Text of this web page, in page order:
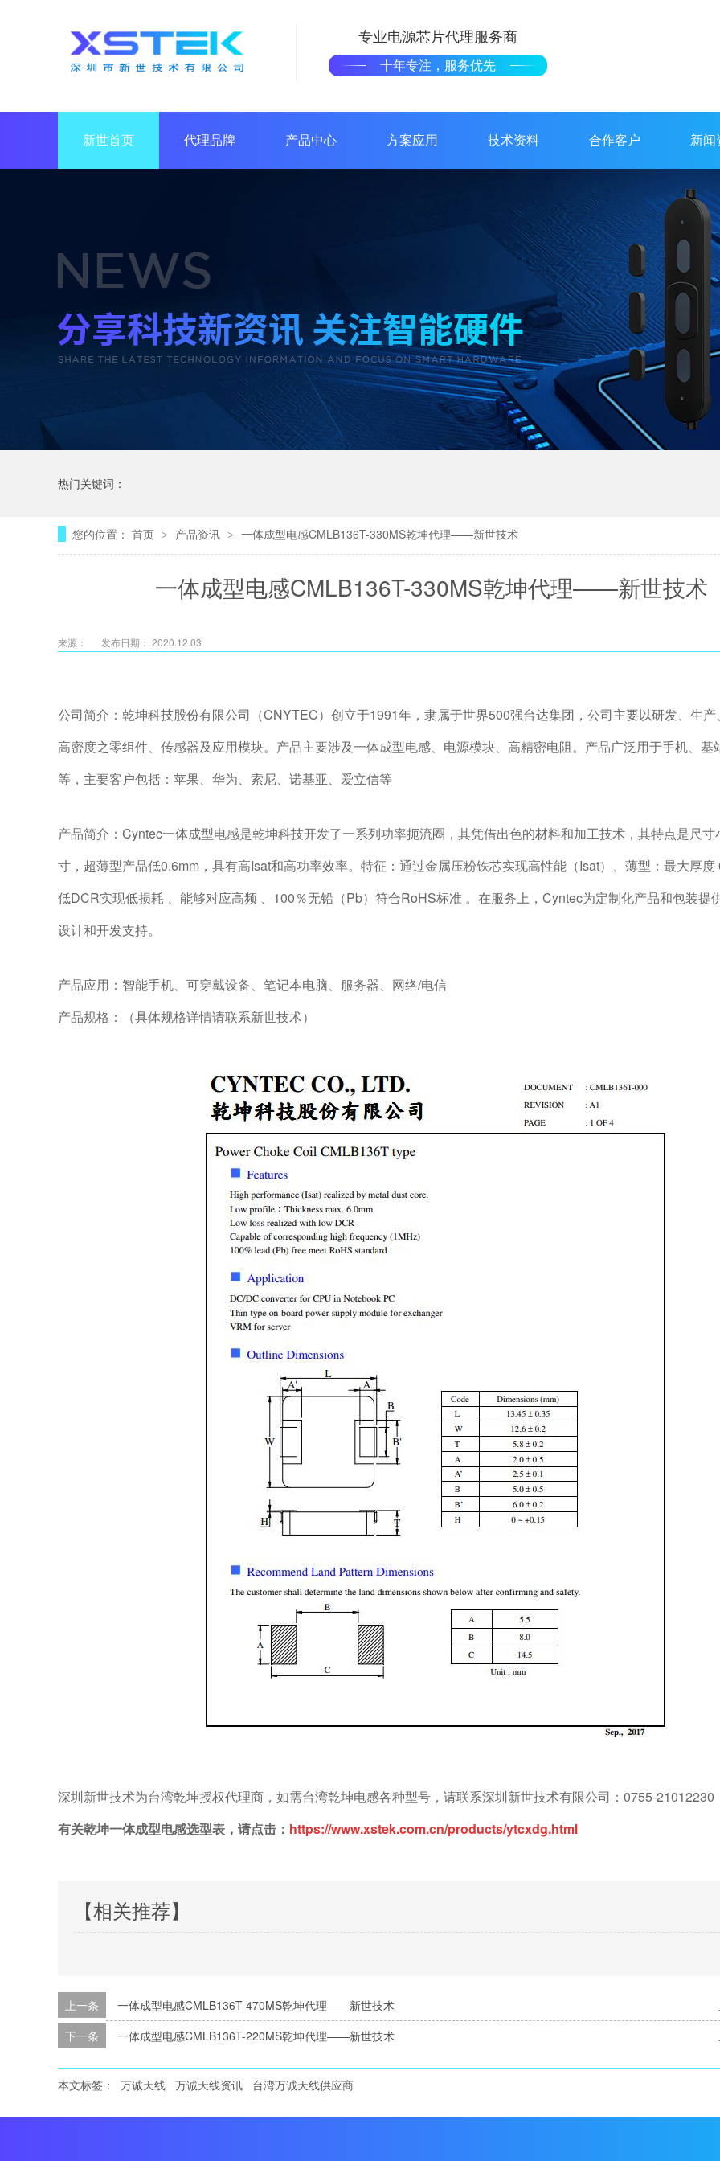
专业电源芯片代理服务商
十年专注，服务优先
新世首页 代理品牌 产品中心 方案应用 技术资料 合作客户 新闻
热门关键词：
您的位置： 首页 > 产品资讯 > 一体成型电感CMLB136T-330MS乾坤代理——新世技术
一体成型电感CMLB136T-330MS乾坤代理——新世技术
来源： 发布日期： 2020.12.03
公司简介：乾坤科技股份有限公司（CNYTEC）创立于1991年，隶属于世界500强台达集团，公司主要以研发、生
高密度之零组件、传感器及应用模块。产品主要涉及一体成型电感、电源模块、高精密电阻。产品广泛用于手机、基
等，主要客户包括：苹果、华为、索尼、诺基亚、爱立信等
产品简介：Cyntec一体成型电感是乾坤科技开发了一系列功率扼流圈，其凭借出色的材料和加工技术，其特点是尺
寸，超薄型产品低0.6mm，具有高Isat和高功率效率。特征：通过金属压粉铁芯实现高性能（Isat）、薄型：最大厚度
低DCR实现低损耗 、能够对应高频 、100％无铅（Pb）符合RoHS标准 。在服务上，Cyntec为定制化产品和包装提
设计和开发支持。
产品应用：智能手机、可穿戴设备、笔记本电脑、服务器、网络/电信
产品规格：（具体规格详情请联系新世技术）
深圳新世技术为台湾乾坤授权代理商，如需台湾乾坤电感各种型号，请联系深圳新世技术有限公司：0755-21012230
有关乾坤一体成型电感选型表，请点击： https://www.xstek.com.cn/products/ytcxdg.html
【相关推荐】
上一条
一体成型电感CMLB136T-470MS乾坤代理——新世技术
下一条 一体成型电感CMLB136T-220MS乾坤代理——新世技术
本文标签： 万诚天线 万诚天线资讯 台湾万诚天线供应商